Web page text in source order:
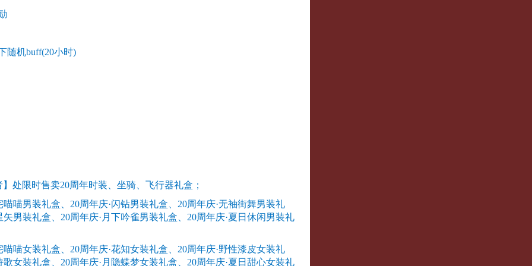
buff(20小时)
处限时售卖20周年时装、坐骑、飞行器礼盒；
喵男装礼盒、20周年庆·闪钻男装礼盒、20周年庆·无袖街舞男装礼
男装礼盒、20周年庆·月下吟雀男装礼盒、20周年庆·夏日休闲男装礼
喵女装礼盒、20周年庆·花知女装礼盒、20周年庆·野性漆皮女装礼
女装礼盒、20周年庆·月隐蝶梦女装礼盒、20周年庆·夏日甜心女装礼